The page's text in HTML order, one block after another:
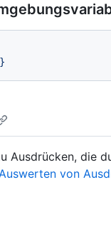
Ausdrücken, die
von